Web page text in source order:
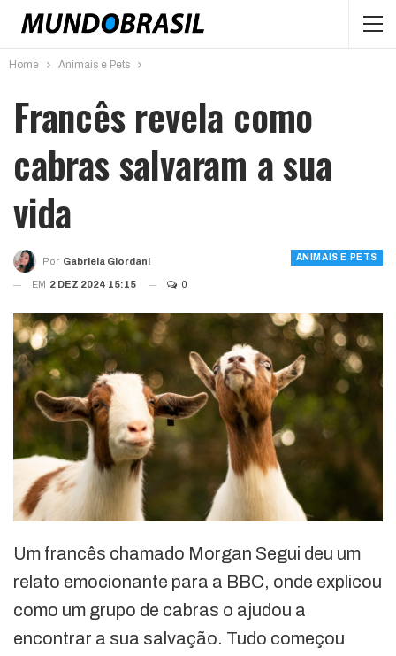
Home Animais e Pets
Francês revela como
cabras salvaram a sua
vida
ANIMAIS E PETS
Por Gabriela Giordani
EM 2 DEZ 2024 15:15 0
Um francês chamado Morgan Segui deu um
relato emocionante para a BBC, onde explicou
como um grupo de cabras o ajudou a
encontrar a sua salvação. Tudo começou